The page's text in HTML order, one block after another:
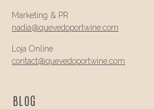
Marketing & PR
nadia@quevedoportwine.com
Loja Online
contact@quevedoportwine.com
BLOG